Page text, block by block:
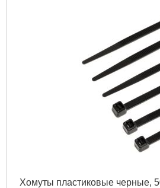
Хомуты пластиковые черные,